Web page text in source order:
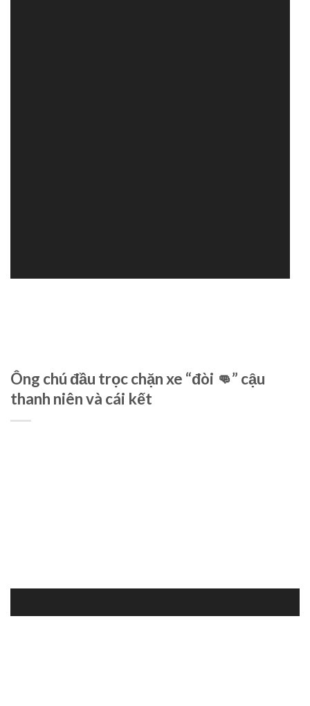
Ông chú đầu trọc chặn xe “đòi 👊” cậu
thanh niên và cái kết